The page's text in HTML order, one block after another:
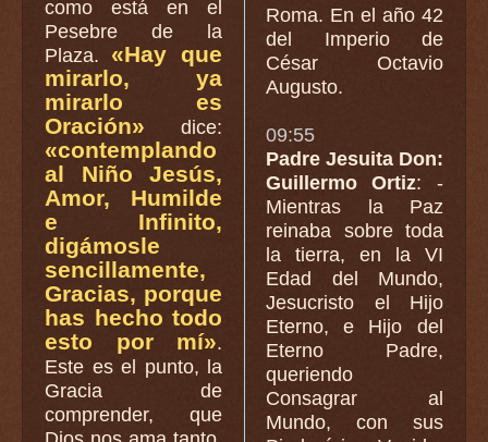
como está en el
Pesebre de la
Plaza. «Hay que
mirarlo, ya
mirarlo es
Oración» dice:
«contemplando
al Niño Jesús,
Amor, Humilde
e Infinito,
digámosle
sencillamente,
Gracias, porque
has hecho todo
esto por mí».
Este es el punto, la
Gracia de
comprender, que
Roma. En el año 42
del Imperio de
César Octavio
Augusto.
09:55
Padre Jesuita Don:
Guillermo Ortiz: -
Mientras la Paz
reinaba sobre toda
la tierra, en la VI
Edad del Mundo,
Jesucristo el Hijo
Eterno, e Hijo del
Eterno Padre,
queriendo
Consagrar al
Mundo, con sus